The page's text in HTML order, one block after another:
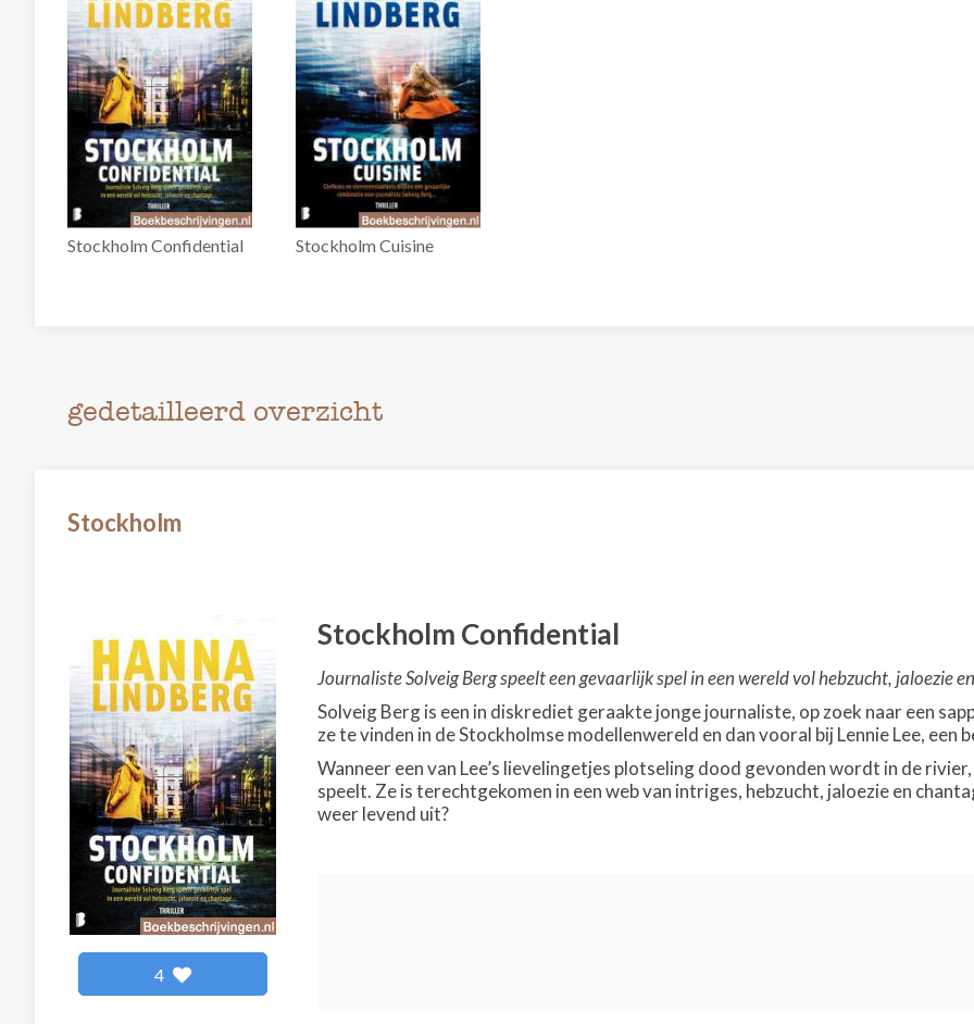
Stockholm Confidential Stockholm Cuisine
gedetailleerd overzicht
Stockholm
4
Stockholm Confidential
Journaliste Solveig Berg speelt een gevaarlijk spel in een wereld vol hebzucht, jaloezie
Solveig Berg is een in diskrediet geraakte jonge journaliste, op zoek naar een
ze te vinden in de Stockholmse modellenwereld en dan vooral bij Lennie Lee,
Wanneer een van Lee’s lievelingetjes plotseling dood gevonden wordt in de
speelt. Ze is terechtgekomen in een web van intriges, hebzucht, jaloezie en
weer levend uit?